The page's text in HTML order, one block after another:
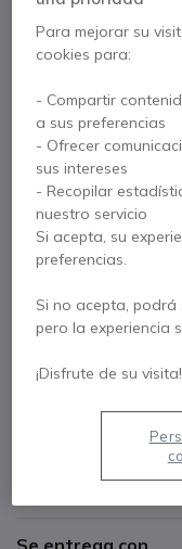
Servicio de
El precio de la
Desde
3 años de garantía
Paga en 3 pagos
Señalización
Tamaño de
Resolución 4K UHD
Pantalla VA ELED:
Luminosidad 500
Se entrega con
Para mejorar su
cookies para:
- Compartir
a sus preferencias
- Ofrecer
sus intereses
- Recopilar
nuestro servicio
Si acepta, su
preferencias.
Si no acepta,
pero la experiencia
¡Disfrute de su visita!